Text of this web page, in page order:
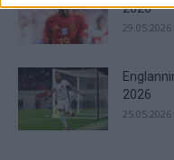
2026
29.05.2026
2026
25.05.2026